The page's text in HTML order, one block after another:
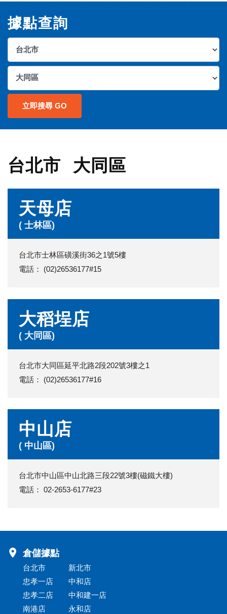
據點查詢
立即搜尋 GO
台北市 大同區
天母店
( 士林區)
台北市士林區磺溪街36之1號5樓
電話： (02)26536177#15
大稻埕店
( 大同區)
台北市大同區延平北路2段202號3樓之1
電話： (02)26536177#16
中山店
( 中山區)
台北市中山區中山北路三段22號3樓(磁鐵大樓)
電話： 02-2653-6177#23
倉儲據點
台北市
忠孝一店
忠孝二店
南港店
新北市
中和店
中和建一店
永和店